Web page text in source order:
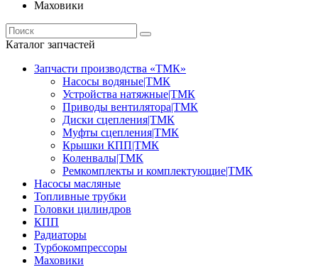
Маховики
Каталог запчастей
Запчасти производства «ТМК»
Насосы водяные|ТМК
Устройства натяжные|ТМК
Приводы вентилятора|ТМК
Диски сцепления|ТМК
Муфты сцепления|ТМК
Крышки КПП|ТМК
Коленвалы|ТМК
Ремкомплекты и комплектующие|ТМК
Насосы масляные
Топливные трубки
Головки цилиндров
КПП
Радиаторы
Турбокомпрессоры
Маховики